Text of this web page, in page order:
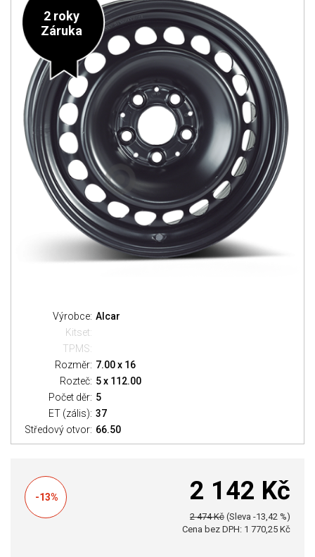
2 roky
Záruka
Výrobce: Alcar
Kitset:
TPMS:
Rozměr: 7.00 x 16
Rozteč: 5 x 112.00
Počet děr: 5
ET (zális): 37
Středový otvor: 66.50
-13% 2 142 Kč
2 474 Kč (Sleva -13,42 %)
Cena bez DPH: 1 770,25 Kč